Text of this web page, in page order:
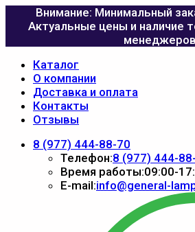
Внимание: Минимальный
Актуальные цены и наличие
Каталог
О компании
Доставка и оплата
Контакты
Отзывы
8 (977) 444-88-70
Телефон:8 (977) 444-
Время работы:09:00-
E-mail:info@general-